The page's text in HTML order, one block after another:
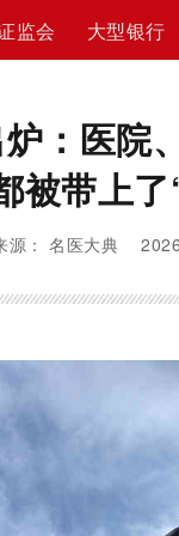
监会 大型银行
：医院
被带上
源： 名医大典